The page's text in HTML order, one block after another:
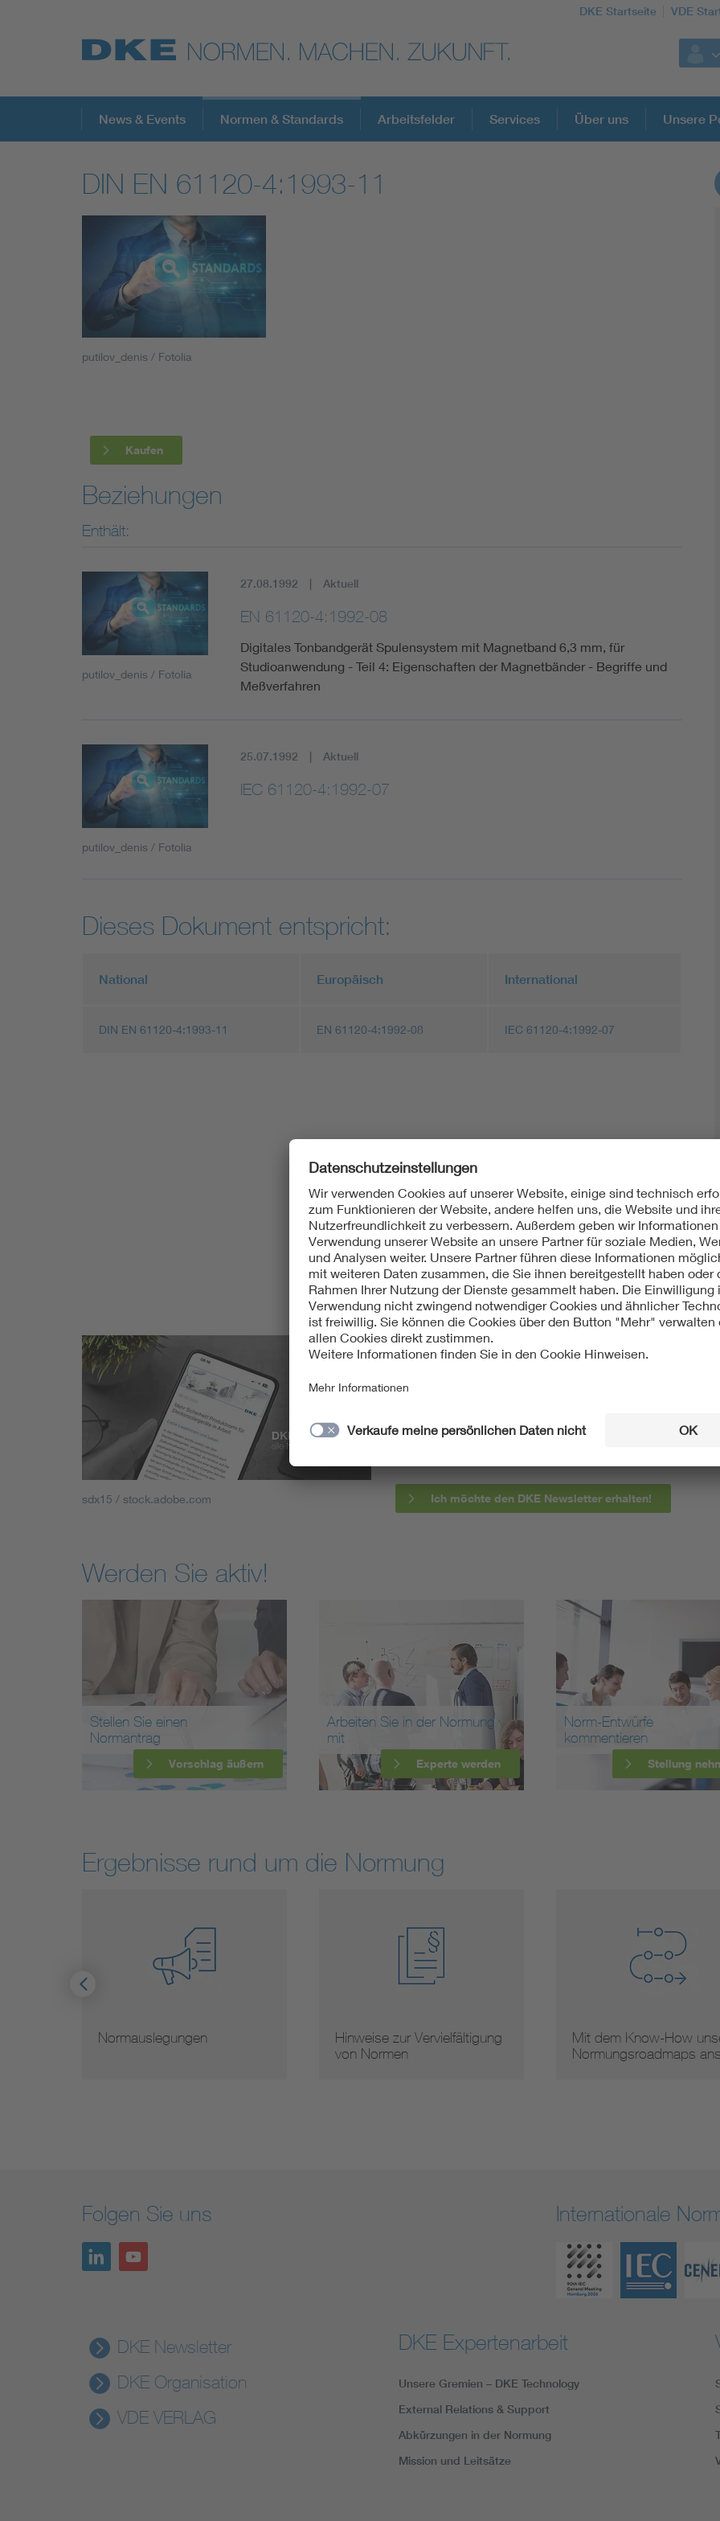
DKE Startseite VDE
Top-Themen
VDE Fokusthemen
Digital Security
Energy
Mobility
Smart Cities
DKE Fachinformationen im Kontext der
News & Events Normen & Standards Arbeitsfelder Services Über uns Unsere
DIN EN 61120-4:1993-11
putilov_denis / Fotolia
Kaufen
Beziehungen
Enthält:
putilov_denis / Fotolia
27.08.1992 Aktuell
EN 61120-4:1992-08
Digitales Tonbandgerät Spulensystem mit Magnetband 6,3 mm, für
Studioanwendung - Teil 4: Eigenschaften der Magnetbänder - Begriffe und
Meßverfahren
putilov_denis / Fotolia
25.07.1992 Aktuell
IEC 61120-4:1992-07
Dieses Dokument entspricht:
National Europäisch International
DIN EN 61120-4:1993-11 EN 61120-4:1992-08 IEC 61120-4:1992-07
sdx15 / stock.adobe.com
Mit unserem DKE Newsletter sind Sie immer top
fassen wir die wichtigsten Entwicklungen in der
berichten wir über aktuelle Arbeitsergebnisse,
informieren wir Sie bereits frühzeitig über zukünftige
Ich möchte den DKE Newsletter erhalten!
Werden Sie aktiv!
Stellen Sie einen
Normantrag
Vorschlag äußern
Arbeiten Sie in der Normung
mit
Experte werden
Norm-Entwürfe
kommentieren
Stellung
Ergebnisse rund um die Normung
Normauslegungen
Hinweise zur Vervielfältigung
von Normen
Mit dem Know-How
Normungsroadmaps
Folgen Sie uns Internationale
DKE Newsletter
DKE Organisation
VDE VERLAG
DKE Expertenarbeit
Unsere Gremien – DKE Technology
External Relations & Support
Abkürzungen in der Normung
Mission und Leitsätze